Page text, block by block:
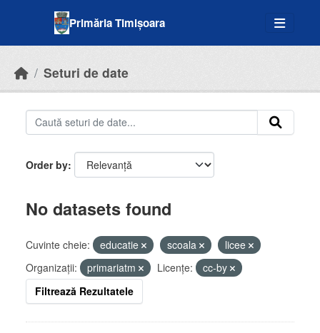
Primăria Timișoara
Seturi de date
Order by
No datasets found
Cuvinte cheie: educatie scoala
licee
Organizații:
primariatm Licenţe:
cc-by
Filtrează Rezultatele